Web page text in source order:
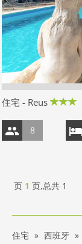
住宅 - Reus
8
页 1 页,总共 1
住宅 西班牙